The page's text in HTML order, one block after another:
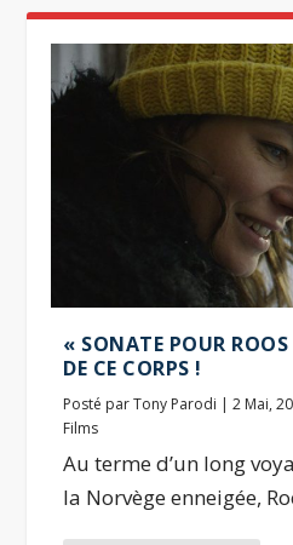
« SONATE POUR
DE CE CORPS !
Posté parTony Parodi |2 Mai,
Films
Au terme d’un long
la Norvège enneigée,